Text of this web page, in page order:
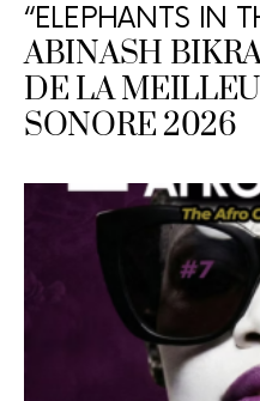
“ELEPHANTS IN
ABINASH
DE LA
SONORE 2026